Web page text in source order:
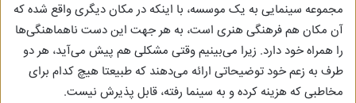
مجموعه سینمایی به یک موسسه، با اینکه در مکان دیگری واقع شده که
آن مکان هم فرهنگی هنری است، به هر جهت این دست ناهماهنگی‌ها
را همراه خود دارد. زیرا می‌بینیم وقتی مشکلی هم پیش می‌آید، هر دو
طرف به زعم خود توضیحاتی ارائه می‌دهند که طبیعتا هیچ کدام برای
مخاطبی که هزینه کرده و به سینما رفته، قابل پذیرش نیست.